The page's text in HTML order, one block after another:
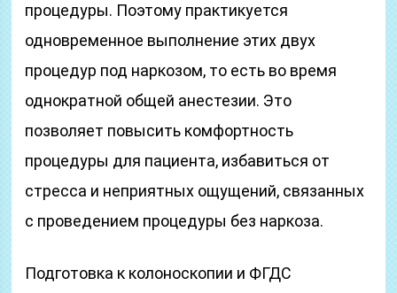
процедуры. Поэтому практикуется
одновременное выполнение этих двух
процедур под наркозом, то есть во время
однократной общей анестезии. Это
позволяет повысить комфортность
процедуры для пациента, избавиться от
стресса и неприятных ощущений, связанных
с проведением процедуры без наркоза.
Подготовка к колоноскопии и ФГДС